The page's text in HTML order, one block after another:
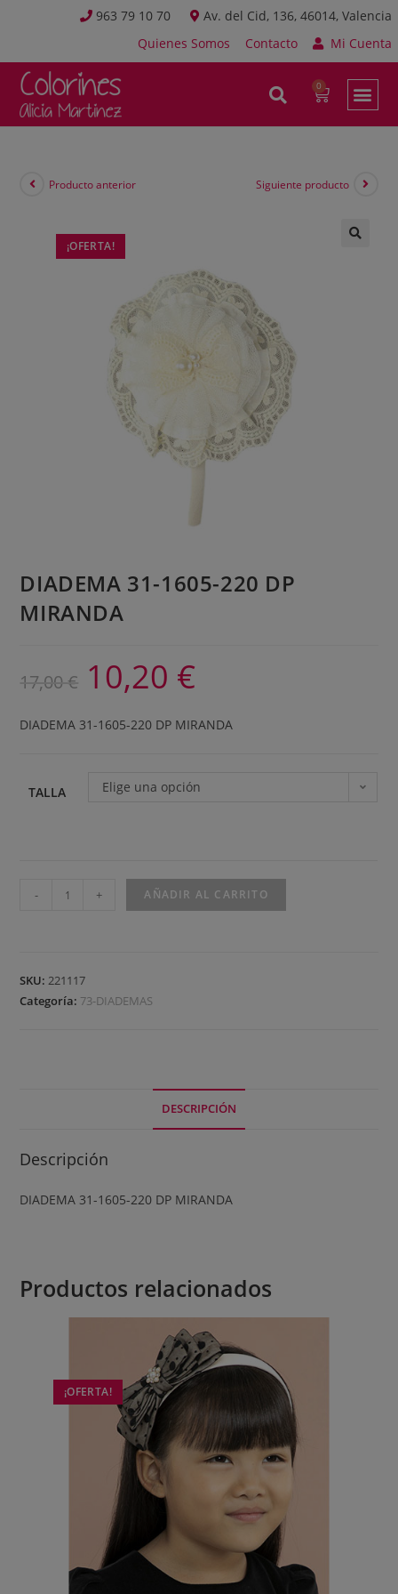
963 79 10 70
Av. del Cid, 136, 46014, Valencia
Quienes Somos
Contacto Mi Cuenta
¡OFERTA!
Producto anterior Siguiente producto
DIADEMA 31-1605-220 DP
MIRANDA
17,00 € 10,20 €
DIADEMA 31-1605-220 DP MIRANDA
TALLA Elige una opción
- + AÑADIR AL CARRITO
SKU:221117
Categoría: 73-DIADEMAS
DESCRIPCIÓN
Descripción
DIADEMA 31-1605-220 DP MIRANDA
Productos relacionados
¡OFERTA!